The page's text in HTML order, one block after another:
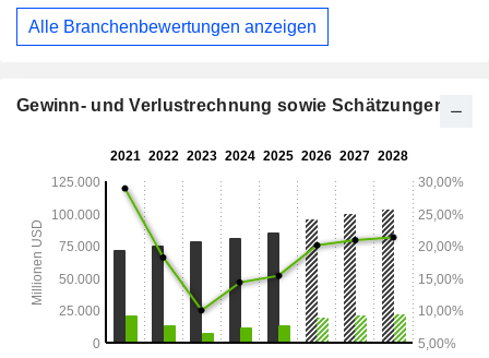
Alle Branchenbewertungen anzeigen
Gewinn- und Verlustrechnung sowie Schätzungen